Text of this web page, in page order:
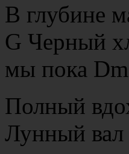
В глубине
G Черный
мы пока
Полный
Лунный вал